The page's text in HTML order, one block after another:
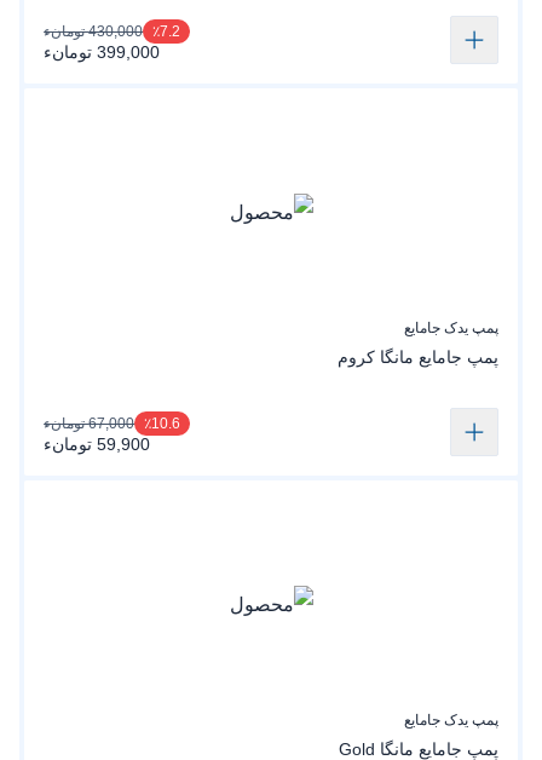
٪7.2 430,000 تومانء
399,000 تومانء
پمپ یدک جامایع
پمپ جامایع مانگا کروم
٪10.6 67,000 تومانء
59,900 تومانء
پمپ یدک جامایع
پمپ جامایع مانگا Gold